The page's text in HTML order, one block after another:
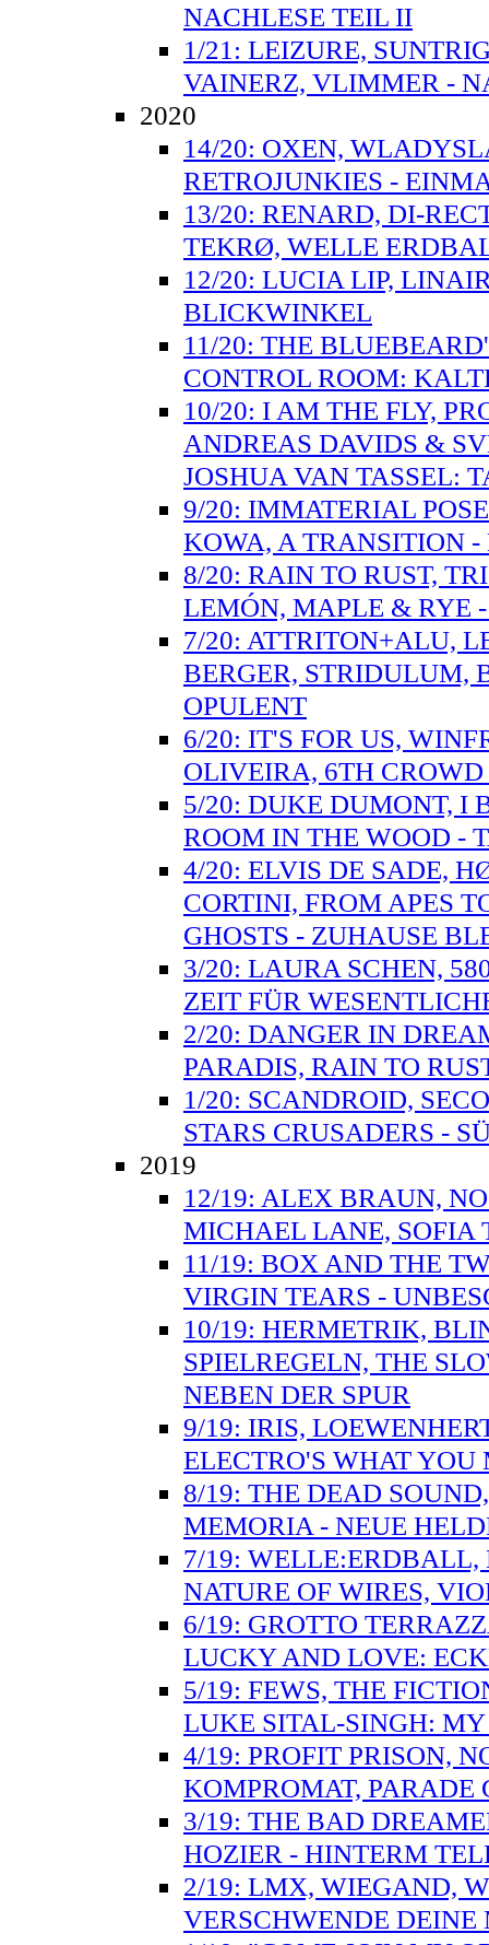
NACHLESE TEIL II
1/21: LEIZURE,
VAINERZ, VLIMMER -
2020
14/20: OXEN,
RETROJUNKIES -
13/20: RENARD, DI-
TEKRØ, WELLE
12/20: LUCIA LIP,
BLICKWINKEL
11/20: THE
CONTROL ROOM:
10/20: I AM THE FLY,
ANDREAS DAVIDS &
JOSHUA VAN TASSEL:
9/20: IMMATERIAL
KOWA, A TRANSITION -
8/20: RAIN TO RUST,
LEMÓN, MAPLE & RYE
7/20: ATTRITON+ALU,
BERGER, STRIDULUM,
OPULENT
6/20: IT'S FOR US,
OLIVEIRA, 6TH
5/20: DUKE DUMONT, I
ROOM IN THE WOOD -
4/20: ELVIS DE SADE,
CORTINI, FROM APES
GHOSTS - ZUHAUSE
3/20: LAURA SCHEN,
ZEIT FÜR
2/20: DANGER IN
PARADIS, RAIN TO
1/20: SCANDROID,
STARS CRUSADERS -
2019
12/19: ALEX BRAUN,
MICHAEL LANE, SOFIA
11/19: BOX AND THE
VIRGIN TEARS -
10/19: HERMETRIK,
SPIELREGELN, THE
NEBEN DER SPUR
9/19: IRIS,
ELECTRO'S WHAT YOU
8/19: THE DEAD
MEMORIA - NEUE
7/19:
NATURE OF WIRES,
6/19: GROTTO
LUCKY AND LOVE:
5/19: FEWS, THE
LUKE SITAL-SINGH:
4/19: PROFIT PRISON,
KOMPROMAT, PARADE
3/19: THE BAD
HOZIER - HINTERM
2/19: LMX, WIEGAND,
VERSCHWENDE DEINE